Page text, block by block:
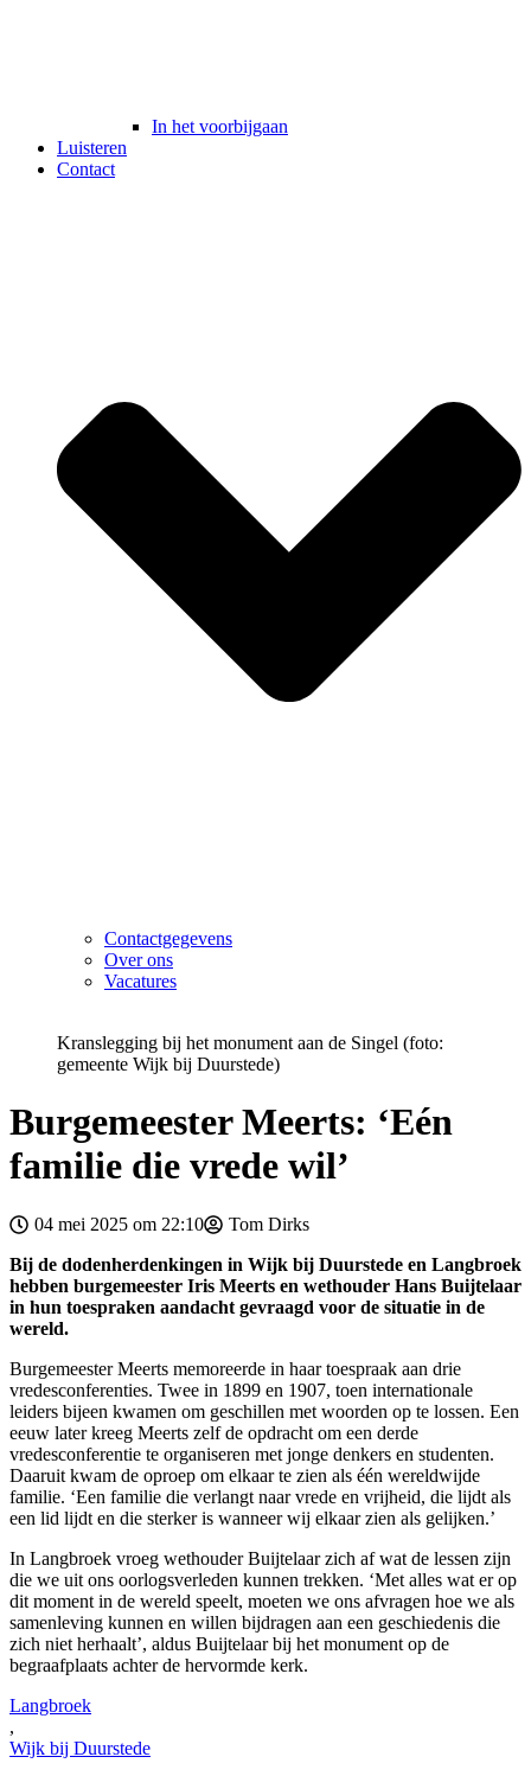
In het voorbijgaan
Luisteren
Contact
Contactgegevens
Over ons
Vacatures
Kranslegging bij het monument aan de Singel (foto:
gemeente Wijk bij Duurstede)
Burgemeester Meerts: ‘Eén
familie die vrede wil’
04 mei 2025 om 22:10
Tom Dirks
Bij de dodenherdenkingen in Wijk bij Duurstede en Langbroek
hebben burgemeester Iris Meerts en wethouder Hans Buijtelaar
in hun toespraken aandacht gevraagd voor de situatie in de
wereld.
Burgemeester Meerts memoreerde in haar toespraak aan drie
vredesconferenties. Twee in 1899 en 1907, toen internationale
leiders bijeen kwamen om geschillen met woorden op te lossen. Een
eeuw later kreeg Meerts zelf de opdracht om een derde
vredesconferentie te organiseren met jonge denkers en studenten.
Daaruit kwam de oproep om elkaar te zien als één wereldwijde
familie. ‘Een familie die verlangt naar vrede en vrijheid, die lijdt als
een lid lijdt en die sterker is wanneer wij elkaar zien als gelijken.’
In Langbroek vroeg wethouder Buijtelaar zich af wat de lessen zijn
die we uit ons oorlogsverleden kunnen trekken. ‘Met alles wat er op
dit moment in de wereld speelt, moeten we ons afvragen hoe we als
samenleving kunnen en willen bijdragen aan een geschiedenis die
zich niet herhaalt’, aldus Buijtelaar bij het monument op de
begraafplaats achter de hervormde kerk.
Langbroek
,
Wijk bij Duurstede